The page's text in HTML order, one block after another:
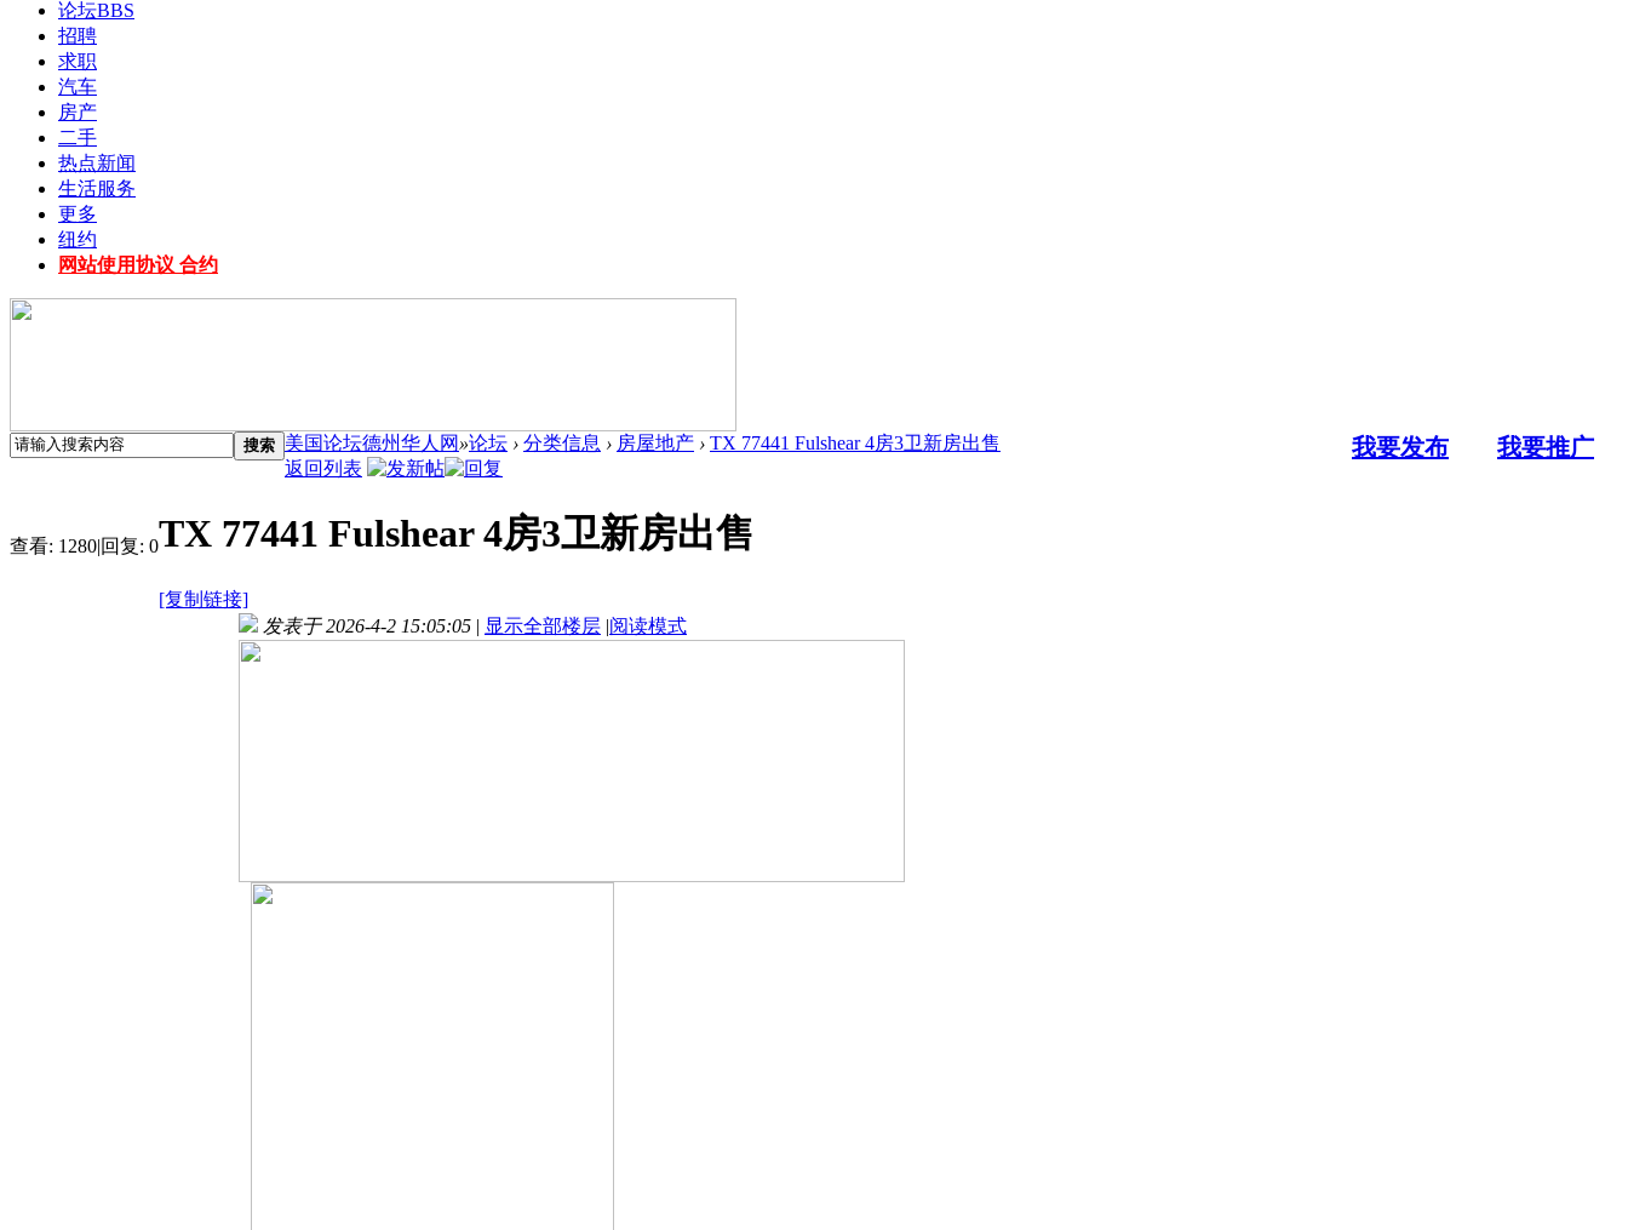
论坛BBS
招聘
求职
汽车
房产
二手
热点新闻
生活服务
更多
纽约
网站使用协议 合约
搜索 我要发布 我要推广
美国论坛德州华人网 »论坛 › 分类信息 › 房屋地产 › TX 77441 Fulshear 4房3卫新房出售
返回列表
查看: 1280|回复: 0TX 77441 Fulshear 4房3卫新房出售
[复制链接]
发表于 2026-4-2 15:05:05 | 显示全部楼层 |阅读模式